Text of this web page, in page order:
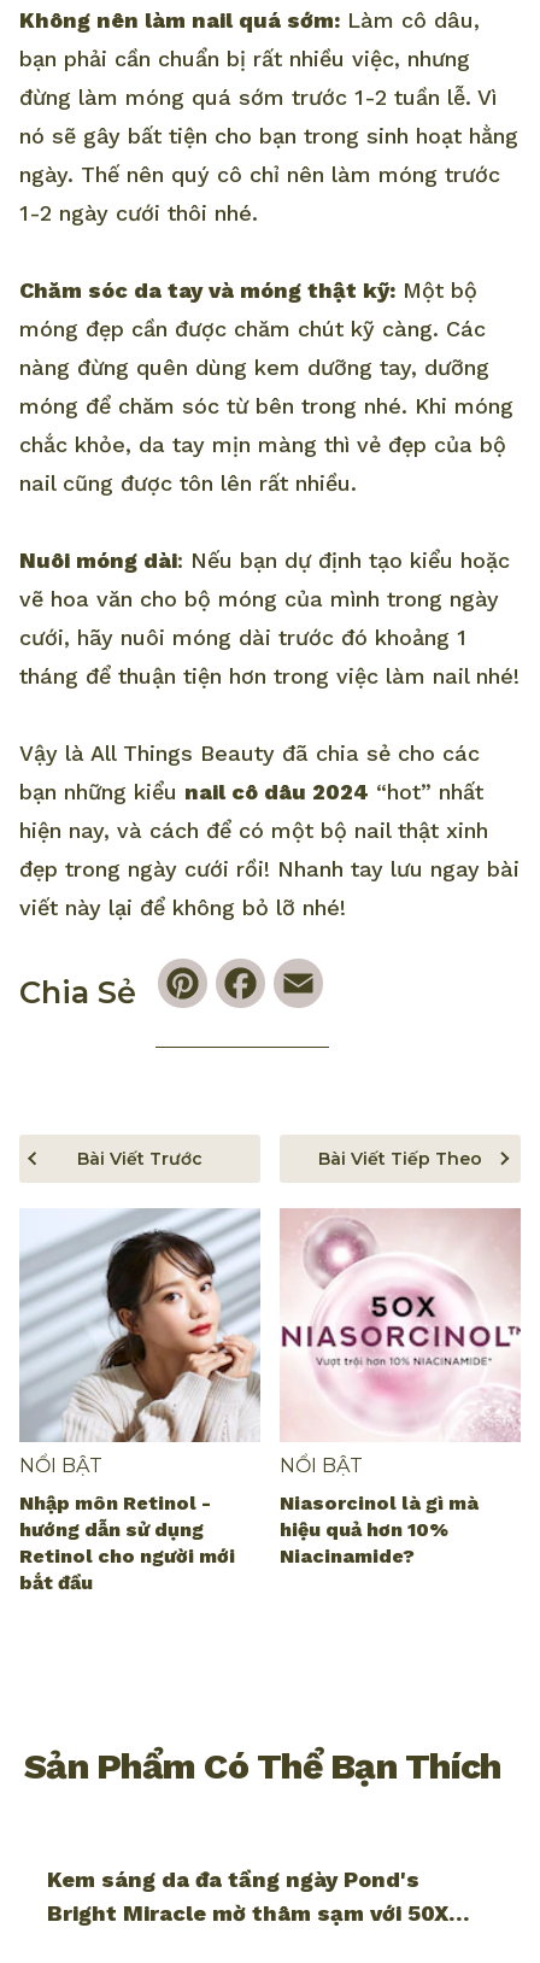
Không nên làm nail quá sớm: Làm cô dâu,
bạn phải cần chuẩn bị rất nhiều việc, nhưng
đừng làm móng quá sớm trước 1-2 tuần lễ. Vì
nó sẽ gây bất tiện cho bạn trong sinh hoạt hằng
ngày. Thế nên quý cô chỉ nên làm móng trước
1-2 ngày cưới thôi nhé.
Chăm sóc da tay và móng thật kỹ: Một bộ
móng đẹp cần được chăm chút kỹ càng. Các
nàng đừng quên dùng kem dưỡng tay, dưỡng
móng để chăm sóc từ bên trong nhé. Khi móng
chắc khỏe, da tay mịn màng thì vẻ đẹp của bộ
nail cũng được tôn lên rất nhiều.
Nuôi móng dài: Nếu bạn dự định tạo kiểu hoặc
vẽ hoa văn cho bộ móng của mình trong ngày
cưới, hãy nuôi móng dài trước đó khoảng 1
tháng để thuận tiện hơn trong việc làm nail nhé!
Vậy là All Things Beauty đã chia sẻ cho các
bạn những kiểu nail cô dâu 2024 “hot” nhất
hiện nay, và cách để có một bộ nail thật xinh
đẹp trong ngày cưới rồi! Nhanh tay lưu ngay bài
viết này lại để không bỏ lỡ nhé!
Chia Sẻ
PinterestFacebook
NỔI BẬT
Nhập môn Retinol -
hướng dẫn sử dụng
Retinol cho người mới
bắt đầu
Bài Viết Trước
NỔI BẬT
Niasorcinol là gì mà
hiệu quả hơn 10%
Niacinamide?
Bài Viết Tiếp Theo
Sản Phẩm Có Thể Bạn Thích
Kem sáng da đa tầng ngày Pond's
Bright Miracle mờ thâm sạm với 50X